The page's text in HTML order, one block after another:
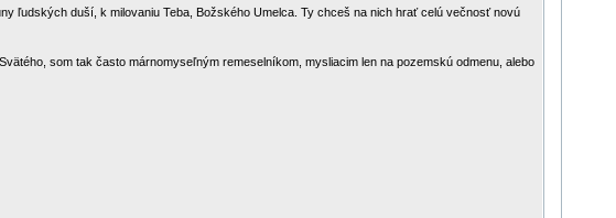
ľudských duší, k milovaniu Teba, Božského Umelca. Ty chceš na nich hrať celú večnosť novú
som tak často márnomyseľným remeselníkom, mysliacim len na pozemskú odmenu, alebo